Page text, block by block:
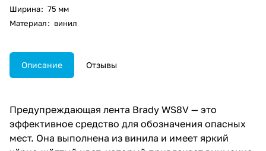
Ширина: 75 мм
Материал: винил
Описание Отзывы
Предупреждающая лента Brady WS8V — это
эффективное средство для обозначения опасных
мест. Она выполнена из винила и имеет яркий